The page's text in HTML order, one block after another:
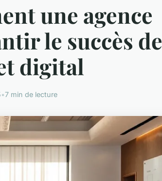
une agence
le succès de
digital
•7 min de lecture